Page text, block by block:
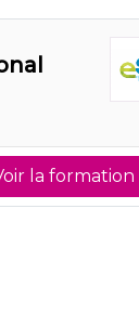
la formation